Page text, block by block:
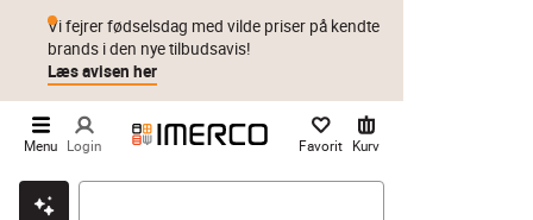
Klik & hent Byt i 1 år Prismatch
Vi fejrer fødselsdag med vilde priser på kendte
brands i den nye tilbudsavis!
Læs avisen her
Menu Login Favorit Kurv